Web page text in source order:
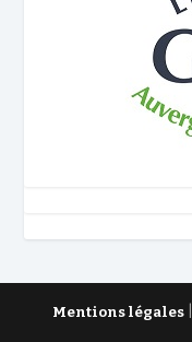
Mentions légales